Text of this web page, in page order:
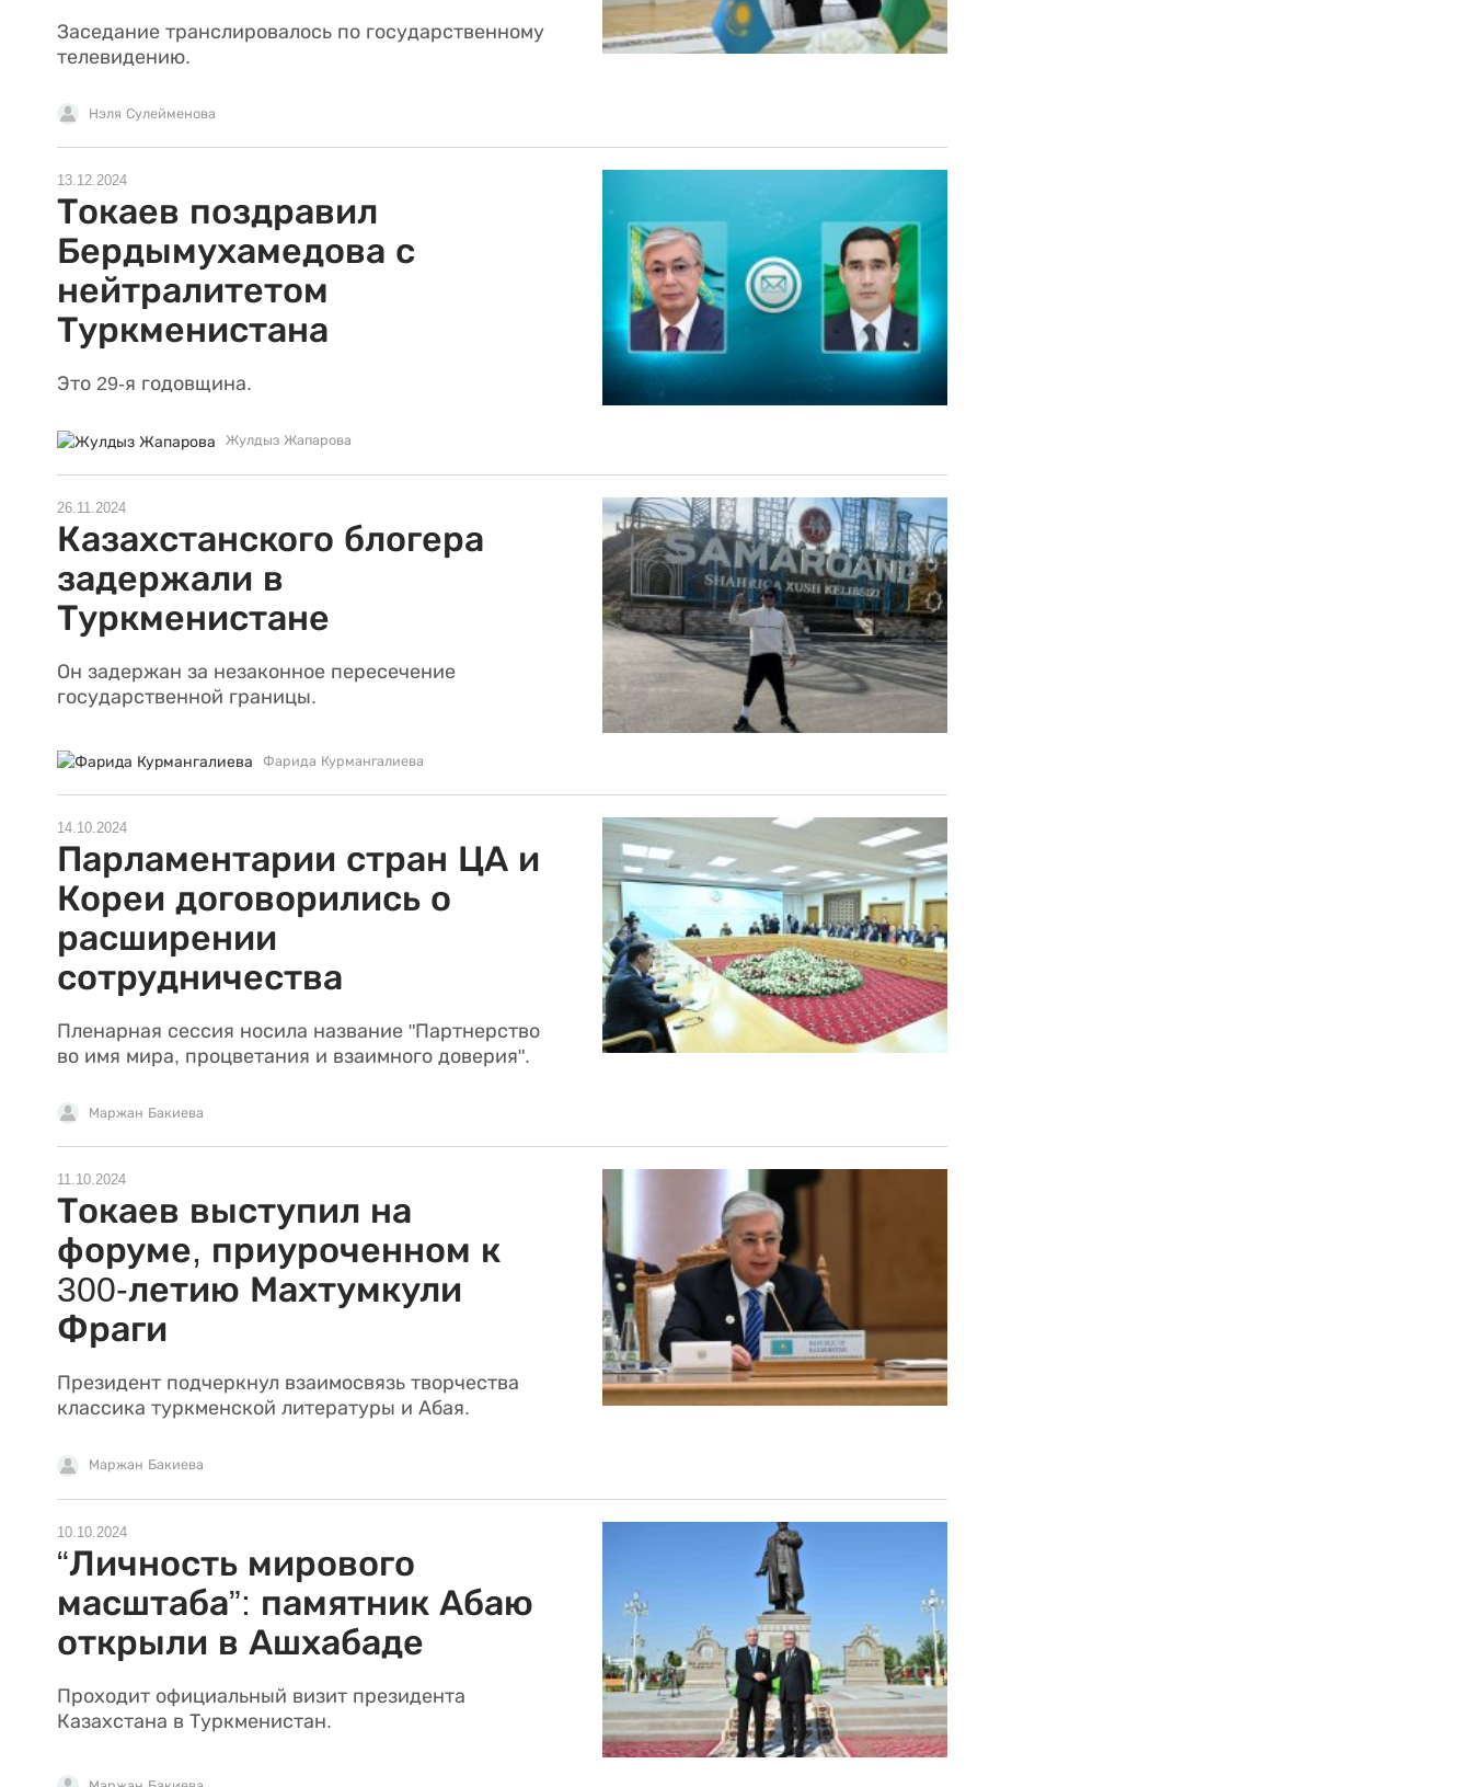
Заседание транслировалось по государственному
телевидению.
Нэля Сулейменова
13.12.2024
Токаев поздравил
Бердымухамедова с
нейтралитетом
Туркменистана
Это 29-я годовщина.
Жулдыз Жапарова
26.11.2024
Казахстанского блогера
задержали в
Туркменистане
Он задержан за незаконное пересечение
государственной границы.
Фарида Курмангалиева
14.10.2024
Парламентарии стран ЦА и
Кореи договорились о
расширении
сотрудничества
Пленарная сессия носила название "Партнерство
во имя мира, процветания и взаимного доверия".
Маржан Бакиева
11.10.2024
Токаев выступил на
форуме, приуроченном к
300-летию Махтумкули
Фраги
Президент подчеркнул взаимосвязь творчества
классика туркменской литературы и Абая.
Маржан Бакиева
10.10.2024
“Личность мирового
масштаба”: памятник Абаю
открыли в Ашхабаде
Проходит официальный визит президента
Казахстана в Туркменистан.